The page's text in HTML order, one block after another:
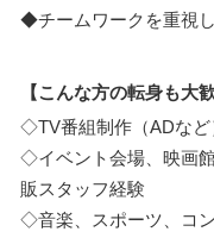
◆チームワークを重視
【こんな方の転身も大
◇TV番組制作（ADなど
◇イベント会場、映画
販スタッフ経験
◇音楽、スポーツ、コ